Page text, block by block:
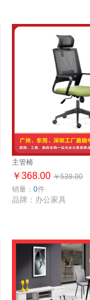
主管椅
￥368.00 ￥538.00
销量： 0件
品牌：办公家具